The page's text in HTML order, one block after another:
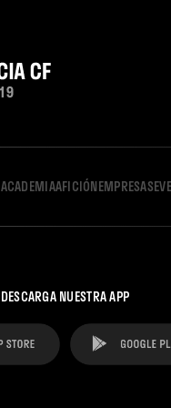
ACADEMIAAFICIÓNEMPRESAS
DESCARGA NUESTRA APP